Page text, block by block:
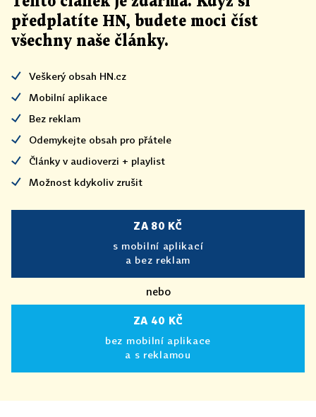
předplatíte HN, budete moci číst
všechny naše články.
Veškerý obsah HN.cz
Mobilní aplikace
Bez reklam
Odemykejte obsah pro přátele
Články v audioverzi + playlist
Možnost kdykoliv zrušit
ZA 80 KČ
s mobilní aplikací
a bez reklam
nebo
ZA 40 KČ
bez mobilní aplikace
a s reklamou